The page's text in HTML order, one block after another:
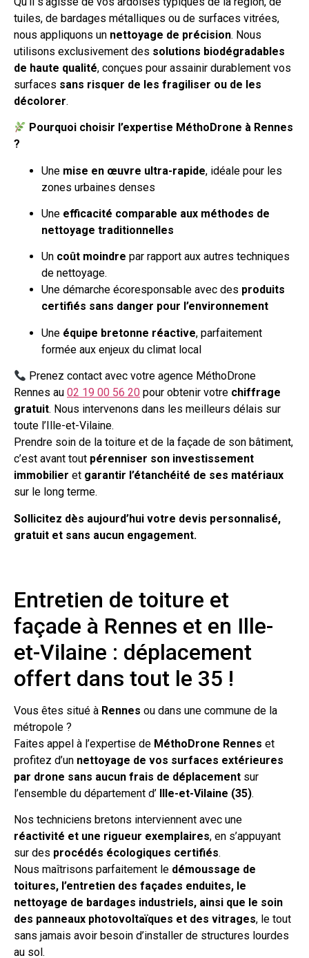
tuiles, de bardages métalliques ou de surfaces vitrées,
nous appliquons un nettoyage de précision. Nous
utilisons exclusivement des solutions biodégradables
de haute qualité, conçues pour assainir durablement vos
surfaces sans risquer de les fragiliser ou de les
décolorer.
Pourquoi choisir l’expertise MéthoDrone à Rennes
?
Une mise en œuvre ultra-rapide, idéale pour les
zones urbaines denses
Une efficacité comparable aux méthodes de
nettoyage traditionnelles
Un coût moindre par rapport aux autres techniques
de nettoyage.
Une démarche écoresponsable avec des produits
certifiés sans danger pour l’environnement
Une équipe bretonne réactive, parfaitement
formée aux enjeux du climat local
Prenez contact avec votre agence MéthoDrone
Rennes au 02 19 00 56 20 pour obtenir votre chiffrage
gratuit. Nous intervenons dans les meilleurs délais sur
toute l’Ille-et-Vilaine.
Prendre soin de la toiture et de la façade de son bâtiment,
c’est avant tout pérenniser son investissement
immobilier et garantir l’étanchéité de ses matériaux
sur le long terme.
Sollicitez dès aujourd’hui votre devis personnalisé,
gratuit et sans aucun engagement.
Entretien de toiture et
façade à Rennes et en Ille-
et-Vilaine : déplacement
offert dans tout le 35 !
Vous êtes situé à Rennes ou dans une commune de la
métropole ?
Faites appel à l’expertise de MéthoDrone Rennes et
profitez d’un nettoyage de vos surfaces extérieures
par drone sans aucun frais de déplacement sur
l’ensemble du département d’ Ille-et-Vilaine (35).
Nos techniciens bretons interviennent avec une
réactivité et une rigueur exemplaires, en s’appuyant
sur des procédés écologiques certifiés.
Nous maîtrisons parfaitement le démoussage de
toitures, l’entretien des façades enduites, le
nettoyage de bardages industriels, ainsi que le soin
des panneaux photovoltaïques et des vitrages, le tout
sans jamais avoir besoin d’installer de structures lourdes
au sol.